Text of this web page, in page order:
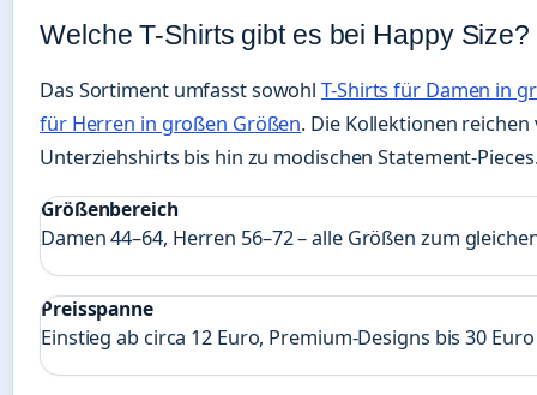
Welche T-Shirts gibt es bei Happy Size?
Das Sortiment umfasst sowohlT-Shirts für Damen in
für Herren in großen Größen. Die Kollektionen reichen
Unterziehshirts bis hin zu modischen Statement-
Größenbereich
Damen 44–64, Herren 56–72 – alle Größen zum
Preisspanne
Einstieg ab circa 12 Euro, Premium-Designs bis 30 Euro